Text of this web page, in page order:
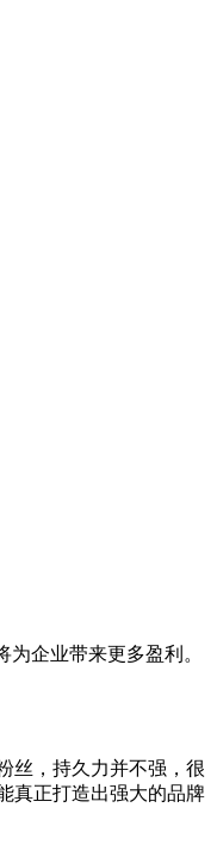
企业带来更多盈利。
丝，持久力并不强，很
真正打造出强大的品牌